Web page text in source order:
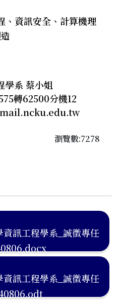
、資訊安全、計算機理
學系 蔡小姐
轉62500分機12
瀏覽數:7278